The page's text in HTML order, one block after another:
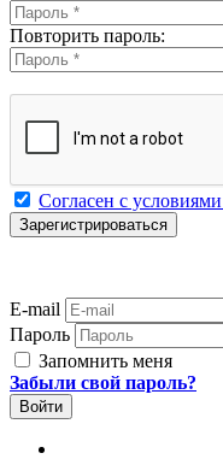
Повторить пароль:
Согласен с
E-mail
Пароль
Запомнить меня
Забыли свой пароль?